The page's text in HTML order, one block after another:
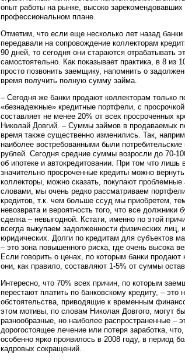
опыт работы на рынке, высоко зарекомендовавших
профессиональном плане.
Отметим, что если еще несколько лет назад
передавали на сопровождение коллекторам
90 дней, то сегодня они стараются отрабатывать
самостоятельно. Как показывает практика, в 8 из
просто позвонить заемщику, напомнить о
время получить полную сумму займа.
– Сегодня же банки продают коллекторам только
«безнадежные» кредитные портфели, с
составляет не менее 20% от всех просроченных
Николай Довгий. – Суммы займов в продаваемых
время также существенно изменились. Так,
наиболее востребованными были потребительские
рублей. Сегодня средние суммы возросли до 70-
об ипотеке и автокредитовании. При том что лишь
значительно просроченные кредиты можно
коллекторы, можно сказать, покупают
словами, мы очень редко рассматриваем
кредитов, т.к. чем больше ссуд мы приобретем,
невозврата и вероятность того, что все должники
сделка – невыгодной. Кстати, именно по этой
всегда выкупаем задолженности физических лиц,
юридических. Долги по кредитам для субъектов
– это зона повышенного риска, где очень высока
Если говорить о ценах, по которым банки
они, как правило, составляют 1-5% от суммы
Интересно, что 70% всех причин, по которым
перестают платить по банковскому кредиту, – это
обстоятельства, приводящие к временным
этом мотивы, по словам Николая Довгого, могут
разнообразные, но наиболее распространенные –
дорогостоящее лечение или потеря заработка,
особенно ярко проявилось в 2008 году, в период
кадровых сокращений.